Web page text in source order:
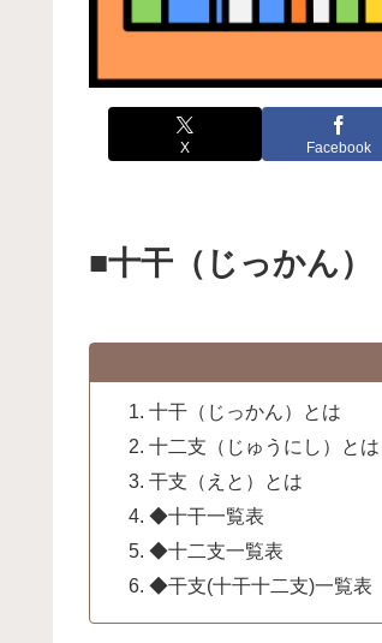
X Facebook
■十干（じっかん）
十干（じっかん）とは
十二支（じゅうにし）とは
干支（えと）とは
◆十干一覧表
◆十二支一覧表
◆干支(十干十二支)一覧表